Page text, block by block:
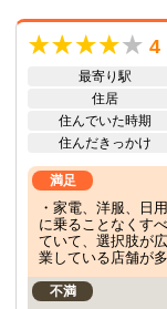
4
最寄り駅
住居
住んでいた時期
住んだきっかけ
満足
・家電、洋服、日
に乗ることなくす
ていて、選択肢が
業している店舗が多
不満